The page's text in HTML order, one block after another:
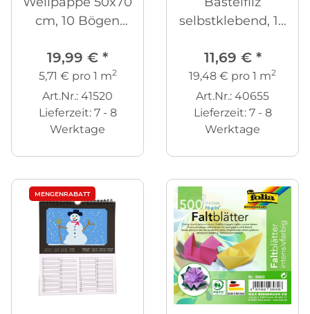
cm, 10 Bögen
19,99 € *
5,71 € pro 1 m2
Art.Nr.: 41520
Lieferzeit: 7 - 8
Werktage
selbstklebend, 10
11,69 € *
19,48 € pro 1 m2
Art.Nr.: 40655
Lieferzeit: 7 - 8
Werktage
MENGENRABATT